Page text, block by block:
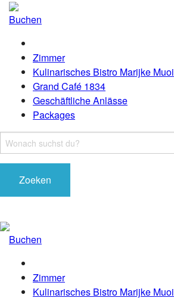
Buchen
Zimmer
Kulinarisches Bistro Marijke Muoi
Grand Café 1834
Geschäftliche Anlässe
Packages
Zoeken
Buchen
Zimmer
Kulinarisches Bistro Marijke Muoi